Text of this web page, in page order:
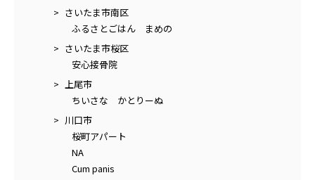
さいたま市南区
ふるさとごはん まめの
さいたま市桜区
安心接骨院
上尾市
ちいさな かとりーぬ
川口市
桜町アパート
NA
Cum panis